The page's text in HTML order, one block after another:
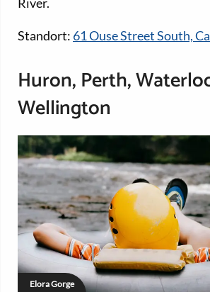
Standort: 61 Ouse Street South,
Huron, Perth,
Wellington
Elora Gorge